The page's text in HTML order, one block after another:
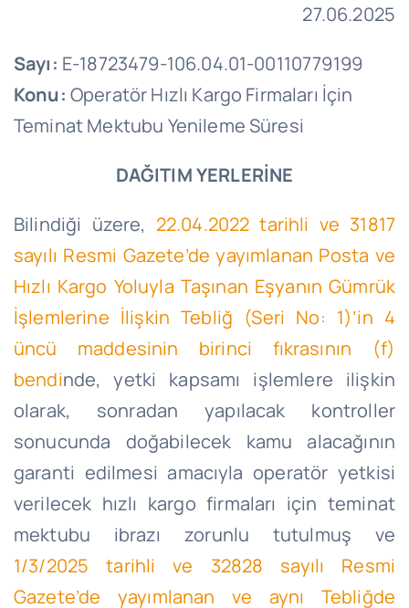
27.06.2025
Sayı: E-18723479-106.04.01-00110779199
Konu: Operatör Hızlı Kargo Firmaları İçin
Teminat Mektubu Yenileme Süresi
DAĞITIM YERLERİNE
Bilindiği üzere, 22.04.2022 tarihli ve 31817
sayılı Resmi Gazete’de yayımlanan Posta ve
Hızlı Kargo Yoluyla Taşınan Eşyanın Gümrük
İşlemlerine İlişkin Tebliğ (Seri No: 1)’in 4
üncü maddesinin birinci fıkrasının (f)
bendinde, yetki kapsamı işlemlere ilişkin
olarak, sonradan yapılacak kontroller
sonucunda doğabilecek kamu alacağının
garanti edilmesi amacıyla operatör yetkisi
verilecek hızlı kargo firmaları için teminat
mektubu ibrazı zorunlu tutulmuş ve
1/3/2025 tarihli ve 32828 sayılı Resmi
Gazete’de yayımlanan ve aynı Tebliğde